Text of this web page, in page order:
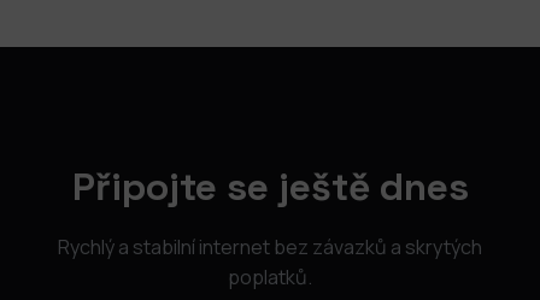
Připojte se ještě dnes
Rychlý a stabilní internet bez závazků a skrytých
poplatků.